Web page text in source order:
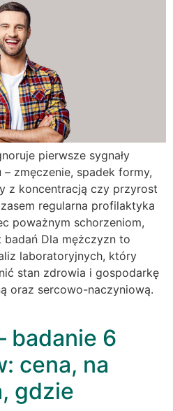
pierwsze sygnały
zmęczenie, spadek formy,
z koncentracją czy przyrost
regularna profilaktyka
poważnym schorzeniom,
badań Dla mężczyzn to
laboratoryjnych, który
stan zdrowia i gospodarkę
oraz sercowo-naczyniową.
badanie 6
cena, na
gdzie